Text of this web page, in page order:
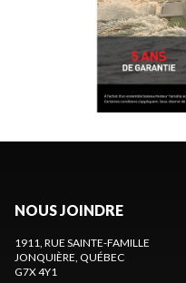
NOUS JOINDRE
1911, RUE SAINTE-FAMILLE
JONQUIÈRE, QUÉBEC
G7X 4Y1